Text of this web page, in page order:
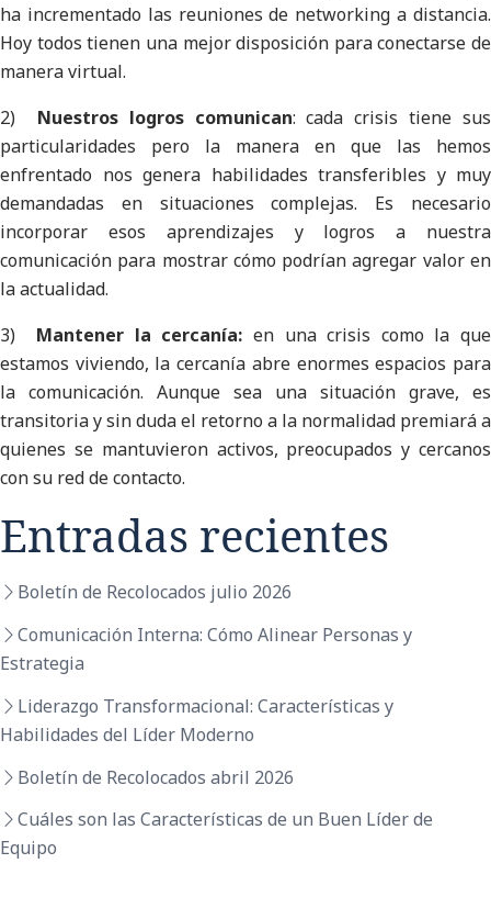
ha incrementado las reuniones de networking a distancia.
Hoy todos tienen una mejor disposición para conectarse de
manera virtual.
2) Nuestros logros comunican: cada crisis tiene sus
particularidades pero la manera en que las hemos
enfrentado nos genera habilidades transferibles y muy
demandadas en situaciones complejas. Es necesario
incorporar esos aprendizajes y logros a nuestra
comunicación para mostrar cómo podrían agregar valor en
la actualidad.
3) Mantener la cercanía: en una crisis como la que
estamos viviendo, la cercanía abre enormes espacios para
la comunicación. Aunque sea una situación grave, es
transitoria y sin duda el retorno a la normalidad premiará a
quienes se mantuvieron activos, preocupados y cercanos
con su red de contacto.
Entradas recientes
Boletín de Recolocados julio 2026
Comunicación Interna: Cómo Alinear Personas y
Estrategia
Liderazgo Transformacional: Características y
Habilidades del Líder Moderno
Boletín de Recolocados abril 2026
Cuáles son las Características de un Buen Líder de
Equipo